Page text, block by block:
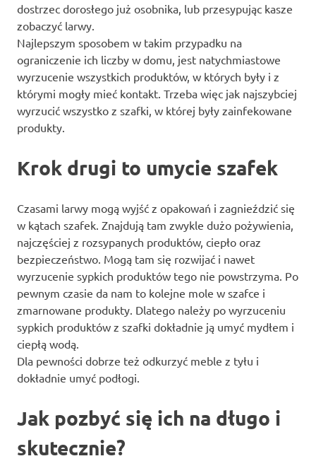
dostrzec dorosłego już osobnika, lub przesypując kasze
zobaczyć larwy.
Najlepszym sposobem w takim przypadku na
ograniczenie ich liczby w domu, jest natychmiastowe
wyrzucenie wszystkich produktów, w których były i z
którymi mogły mieć kontakt. Trzeba więc jak najszybciej
wyrzucić wszystko z szafki, w której były zainfekowane
produkty.
Krok drugi to umycie szafek
Czasami larwy mogą wyjść z opakowań i zagnieździć się
w kątach szafek. Znajdują tam zwykle dużo pożywienia,
najczęściej z rozsypanych produktów, ciepło oraz
bezpieczeństwo. Mogą tam się rozwijać i nawet
wyrzucenie sypkich produktów tego nie powstrzyma. Po
pewnym czasie da nam to kolejne mole w szafce i
zmarnowane produkty. Dlatego należy po wyrzuceniu
sypkich produktów z szafki dokładnie ją umyć mydłem i
ciepłą wodą.
Dla pewności dobrze też odkurzyć meble z tyłu i
dokładnie umyć podłogi.
Jak pozbyć się ich na długo i
skutecznie?